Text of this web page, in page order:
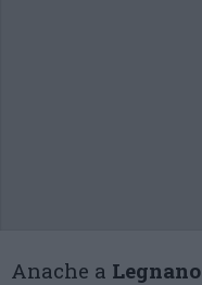
Anache a